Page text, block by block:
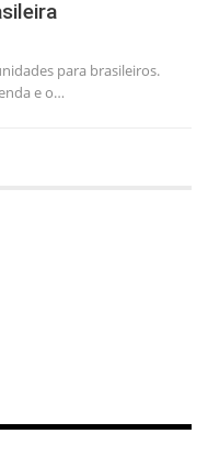
para brasileiros.
e o…